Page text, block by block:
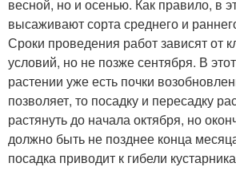
весной, но и осенью. Как правило, в
высаживают сорта среднего и
Сроки проведения работ зависят от
условий, но не позже сентября. В
растении уже есть почки
позволяет, то посадку и пересадку
растянуть до начала октября, но
должно быть не позднее конца
посадка приводит к гибели